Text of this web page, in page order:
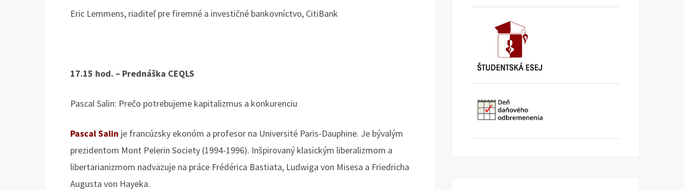
Eric Lemmens, riaditeľ pre firemné a investičné bankovníctvo, CitiBank
17.15 hod. – Prednáška CEQLS
Pascal Salin: Prečo potrebujeme kapitalizmus a konkurenciu
Pascal Salin je francúzsky ekonóm a profesor na Université Paris-Dauphine. Je bývalým
prezidentom Mont Pelerin Society (1994-1996). Inšpirovaný klasickým liberalizmom a
libertarianizmom nadväzuje na práce Frédérica Bastiata, Ludwiga von Misesa a Friedricha
Augusta von Hayeka.